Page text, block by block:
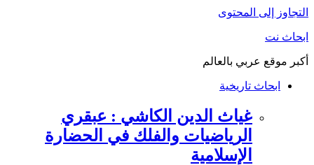
التجاوز إلى المحتوى
ابحاث نت
أكبر موقع عربي بالعالم
ابحاث تاريخية
غياث الدين الكاشي : عبقري
الرياضيات والفلك في الحضارة
الإسلامية